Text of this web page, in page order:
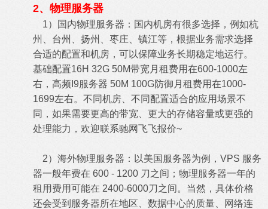
2、物理服务器
1）国内物理服务器：国内机房有很多选择，例如杭
州、台州、扬州、枣庄、镇江等，根据业务需求选择
合适的配置和机房，可以保障业务长期稳定地运行。
基础配置16H 32G 50M带宽月租费用在600-1000左
右，高频I9服务器 50M 100G防御月租费用在1000-
1699左右。不同机房、不同配置适合的应用场景不
同，如果需要更高的带宽、更大的存储容量或更强的
处理能力，欢迎联系驰网飞飞报价~
2）海外物理服务器：以美国服务器为例，VPS 服务
器一般年费在 600 - 1200 刀之间；物理服务器一年的
租用费用可能在 2400-6000刀之间。当然，具体价格
还会受到服务器所在地区、数据中心的质量、网络连